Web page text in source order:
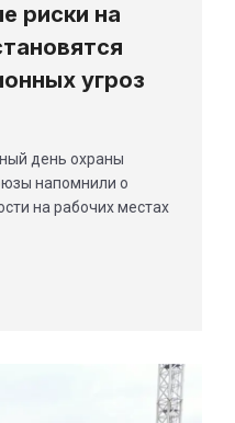
риски на
угроз
день охраны
напомнили о
на рабочих местах